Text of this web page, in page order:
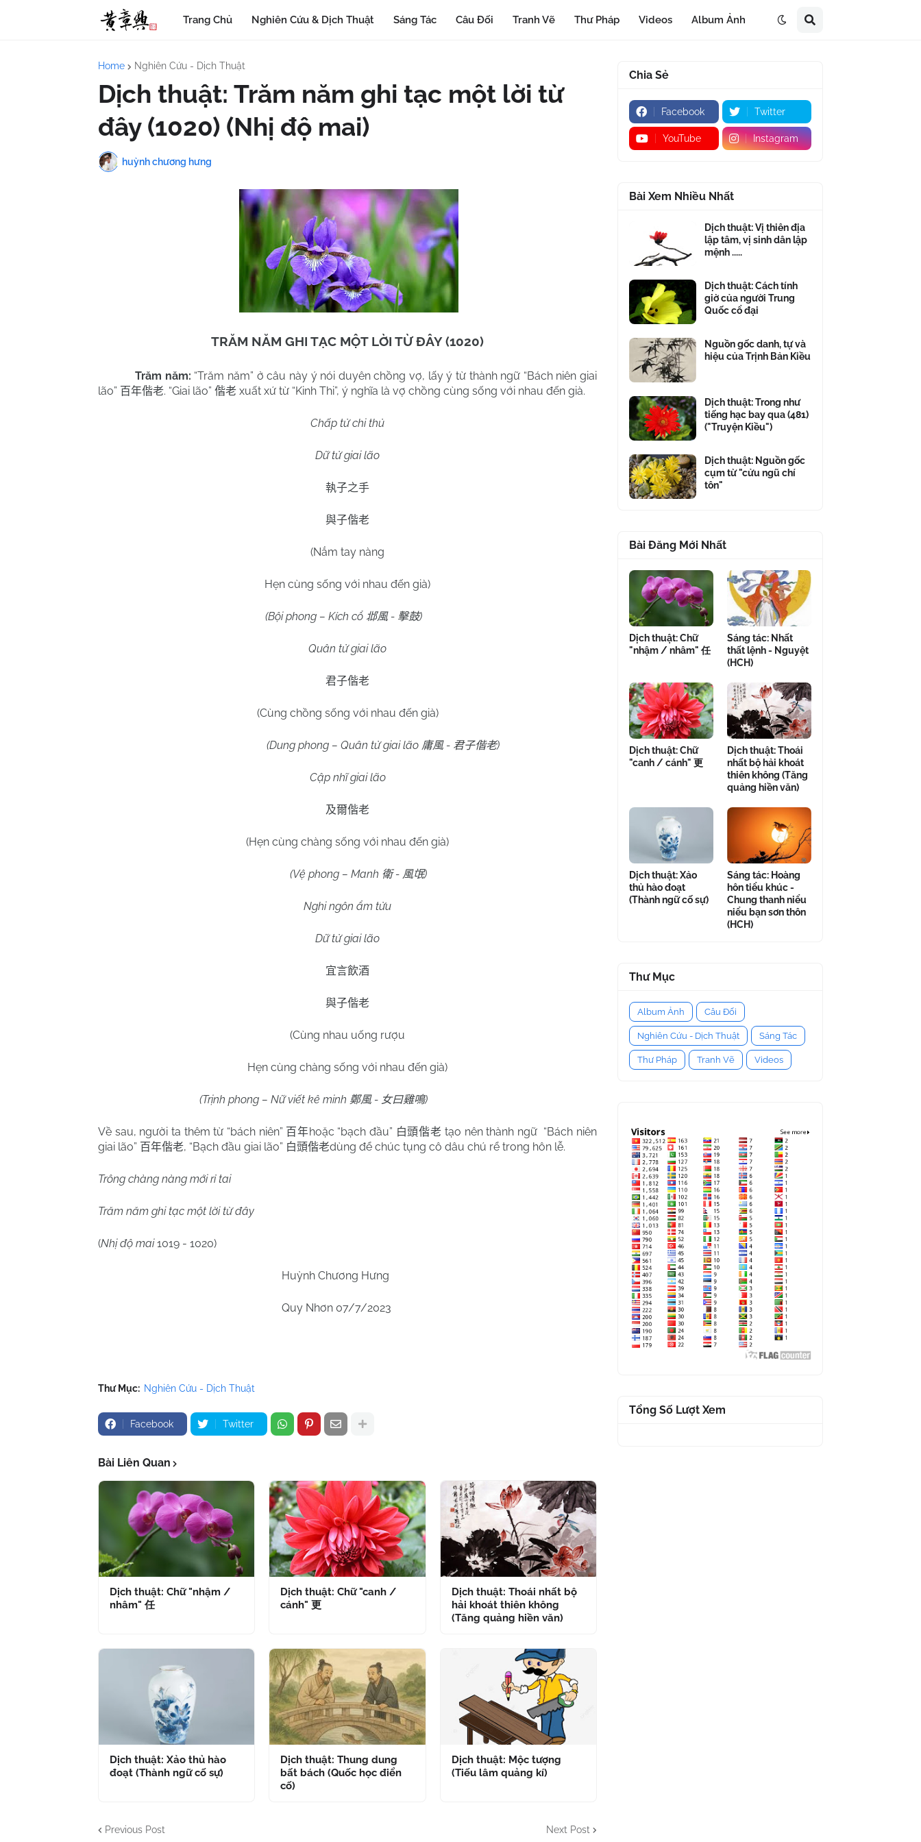
Trang Chủ Nghiên Cứu & Dịch Thuật Sáng Tác Câu Đối Tranh Vẽ Thư Pháp Videos Album Ảnh
Home Nghiên Cứu - Dịch Thuật
Dịch thuật: Trăm năm ghi tạc một lời từ
đây (1020) (Nhị độ mai)
huỳnh chương hưng
TRĂM NĂM GHI TẠC MỘT LỜI TỪ ĐÂY (1020)
Trăm năm: “Trăm năm” ở câu này ý nói duyên chồng vợ, lấy ý từ thành ngữ “Bách niên giai
lão” 百年偕老. “Giai lão” 偕老 xuất xứ từ “Kinh Thi”, ý nghĩa là vợ chồng cùng sống với nhau đến già.
Chấp tử chi thủ
Dữ tử giai lão
執子之手
與子偕老
(Nắm tay nàng
Hẹn cùng sống với nhau đến già)
(Bội phong – Kích cổ 邶風 - 擊鼓)
Quân tử giai lão
君子偕老
(Cùng chồng sống với nhau đến già)
(Dung phong – Quân tử giai lão 庸風 - 君子偕老)
Cập nhĩ giai lão
及爾偕老
(Hẹn cùng chàng sống với nhau đến già)
(Vệ phong – Manh 衛 - 風氓)
Nghi ngôn ẩm tửu
Dữ tử giai lão
宜言飲酒
與子偕老
(Cùng nhau uống rượu
Hẹn cùng chàng sống với nhau đến già)
(Trịnh phong – Nữ viết kê minh 鄭風 - 女曰雞鳴)
Về sau, người ta thêm từ “bách niên” 百年hoặc “bạch đầu” 白頭偕老 tạo nên thành ngữ “Bách niên
giai lão” 百年偕老, “Bạch đầu giai lão” 白頭偕老dùng để chúc tụng cô dâu chú rể trong hôn lễ.
Trông chàng nàng mới rỉ tai
Trăm năm ghi tạc một lời từ đây
(Nhị độ mai1019 - 1020)
Huỳnh Chương Hưng
Quy Nhơn 07/7/2023
Thư Mục: Nghiên Cứu - Dịch Thuật
Facebook Twitter
Bài Liên Quan
Dịch thuật: Chữ "nhậm /
nhâm" 任
Dịch thuật: Chữ "canh /
cánh" 更
Dịch thuật: Thoái nhất bộ
hải khoát thiên không
(Tăng quảng hiền văn)
Dịch thuật: Xảo thủ hào
đoạt (Thành ngữ cố sự)
Dịch thuật: Thung dung
bất bách (Quốc học điển
cố)
Dịch thuật: Mộc tượng
(Tiếu lâm quảng kí)
Previous Post Next Post
Chia Sẻ
Facebook Twitter
YouTube Instagram
Bài Xem Nhiều Nhất
Dịch thuật: Vị thiên địa
lập tâm, vị sinh dân lập
mệnh .....
Dịch thuật: Cách tính
giờ của người Trung
Quốc cổ đại
Nguồn gốc danh, tự và
hiệu của Trịnh Bản Kiều
Dịch thuật: Trong như
tiếng hạc bay qua (481)
("Truyện Kiều")
Dịch thuật: Nguồn gốc
cụm từ "cửu ngũ chí
tôn"
Bài Đăng Mới Nhất
Dịch thuật: Chữ
"nhậm / nhâm" 任
Sáng tác: Nhất
thất lệnh - Nguyệt
(HCH)
Dịch thuật: Chữ
"canh / cánh" 更
Dịch thuật: Thoái
nhất bộ hải khoát
thiên không (Tăng
quảng hiền văn)
Dịch thuật: Xảo
thủ hào đoạt
(Thành ngữ cố sự)
Sáng tác: Hoàng
hôn tiểu khúc -
Chung thanh niểu
niểu bạn sơn thôn
(HCH)
Thư Mục
Album Ảnh Câu Đối
Nghiên Cứu - Dịch Thuật Sáng Tác
Thư Pháp Tranh Vẽ Videos
Tổng Số Lượt Xem